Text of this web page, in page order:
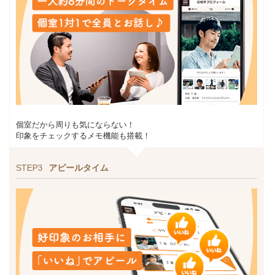
個室だから周りも気にならない！
印象をチェックするメモ機能も搭載！
STEP3 アピールタイム